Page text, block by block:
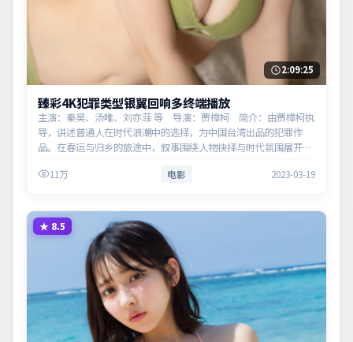
2:09:25
臻彩4K犯罪类型银翼回响多终端播放
主演：秦昊、汤唯、刘亦菲 等 导演：贾樟柯 简介：由贾樟柯执
导，讲述普通人在时代浪潮中的选择，为中国台湾出品的犯罪作
品。在春运与归乡的旅途中，叙事围绕人物抉择与时代氛围展开，
性与现实意…
11万 电影 2023-03-19
★ 8.5